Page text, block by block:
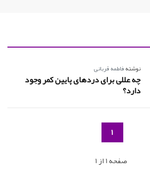
نوشتهفاطمه قربانی
چه عللی برای دردهای پایین کمر وجود
دارد؟
1
صفحه 1 از 1